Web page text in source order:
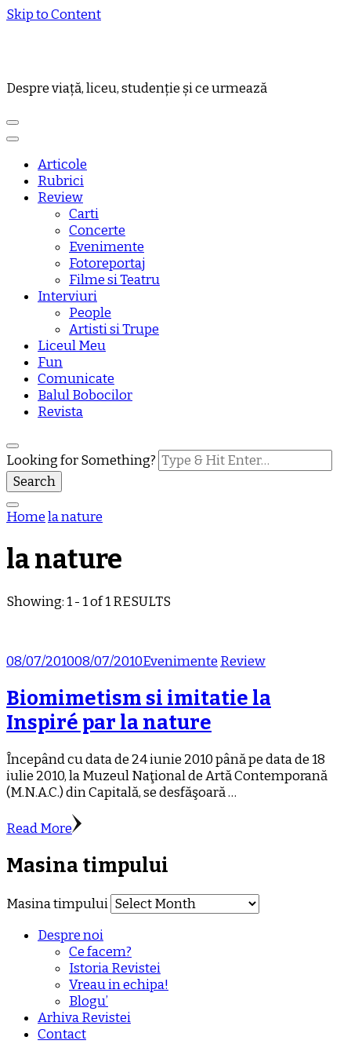
Skip to Content
Despre viață, liceu, studenție și ce urmează
Articole
Rubrici
Review
Carti
Concerte
Evenimente
Fotoreportaj
Filme si Teatru
Interviuri
People
Artisti si Trupe
Liceul Meu
Fun
Comunicate
Balul Bobocilor
Revista
Looking for Something?
Homela nature
la nature
Showing: 1 - 1 of 1 RESULTS
08/07/201008/07/2010Evenimente Review
Biomimetism si imitatie la
Inspiré par la nature
Începând cu data de 24 iunie 2010 până pe data de 18
iulie 2010, la Muzeul Naţional de Artă Contemporană
(M.N.A.C.) din Capitală, se desfăşoară …
Read More
Masina timpului
Masina timpului
Despre noi
Ce facem?
Istoria Revistei
Vreau in echipa!
Blogu’
Arhiva Revistei
Contact